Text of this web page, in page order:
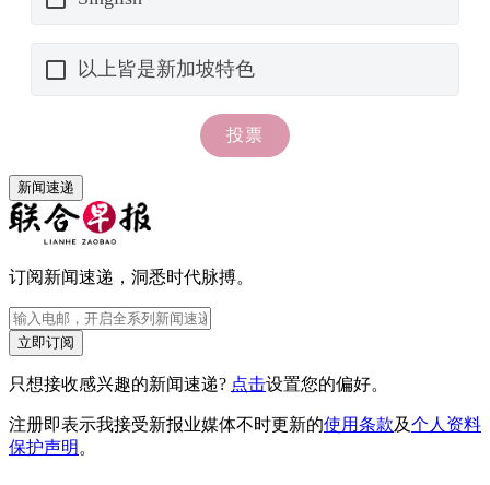
新闻速递
订阅新闻速递，洞悉时代脉搏。
立即订阅
只想接收感兴趣的新闻速递? 点击设置您的偏好。
注册即表示我接受新报业媒体不时更新的使用条款及个人资料
保护声明 。